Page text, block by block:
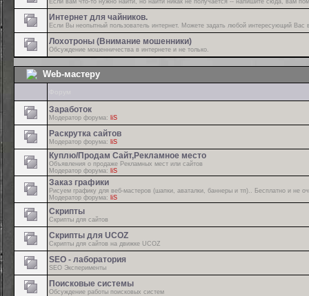
Интернет для чайников.
Если Вы неопытный пользователь интернет. Можете задать любой интересующий Вас
Лохотроны (Внимание мошенники)
Обсуждение мошенничества в интернете и не только.
Web-мастеру
Заработок
Модератор форума: liS
Раскрутка сайтов
Модератор форума: liS
Куплю/Продам Сайт,Рекламное место
Объявления о продаже Рекламных мест или сайтов
Модератор форума: liS
Заказ графики
Рисуем графику для веб-мастеров (шапки, аваталки, баннеры и тп).. Бесплатно и не
Модератор форума: liS
Скрипты
Скрипты для сайтов
Скрипты для UCOZ
Скрипты для сайтов на движке UCOZ
SEO - лаборатория
SEO Эксперименты
Поисковые системы
Обсуждение работы поисковых систем